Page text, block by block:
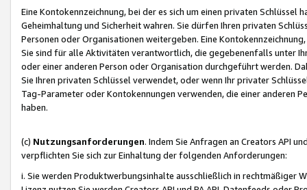
Eine Kontokennzeichnung, bei der es sich um einen privaten
Geheimhaltung und Sicherheit wahren. Sie dürfen Ihren privaten
Personen oder Organisationen weitergeben. Eine
Sie sind für alle Aktivitäten verantwortlich, die gegebenenfalls unter
oder einer anderen Person oder Organisation durchgeführt werden.
Sie Ihren privaten Schlüssel verwendet, oder wenn Ihr privater
Tag-Parameter oder Kontokennungen verwenden, die einer anderen
haben.
(c) Nutzungsanforderungen. Indem Sie Anfragen an Creators API
verpflichten Sie sich zur Einhaltung der folgenden Anforderungen:
i. Sie werden Produktwerbungsinhalte ausschließlich in rechtmäßiger